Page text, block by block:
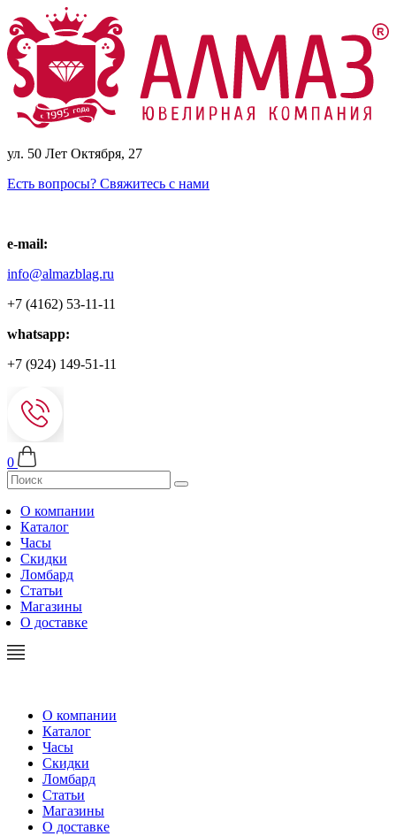
ул. 50 Лет Октября, 27
Есть вопросы? Свяжитесь с нами
e-mail:
info@almazblag.ru
+7 (4162) 53-11-11
whatsapp:
+7 (924) 149-51-11
0
О компании
Каталог
Часы
Скидки
Ломбард
Статьи
Магазины
О доставке
О компании
Каталог
Часы
Скидки
Ломбард
Статьи
Магазины
О доставке